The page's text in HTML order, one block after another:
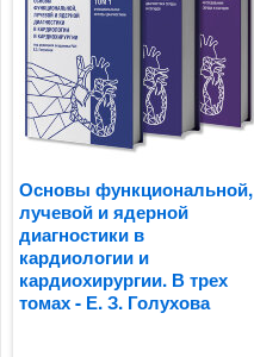
Основы функциональной,
лучевой и ядерной
диагностики в
кардиологии и
кардиохирургии. В трех
томах - Е. З. Голухова